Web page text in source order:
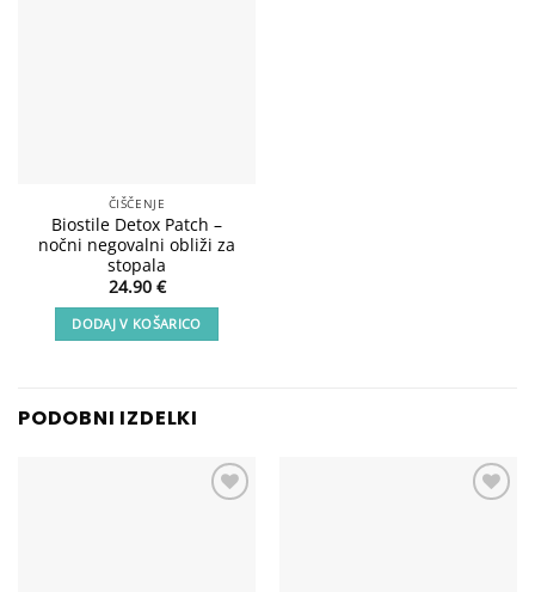
ČIŠČENJE
Biostile Detox Patch –
nočni negovalni obliži za
stopala
24.90 €
DODAJ V KOŠARICO
PODOBNI IZDELKI